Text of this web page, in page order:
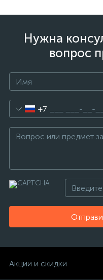
Нужна
вопрос
+7
Акции и скидки